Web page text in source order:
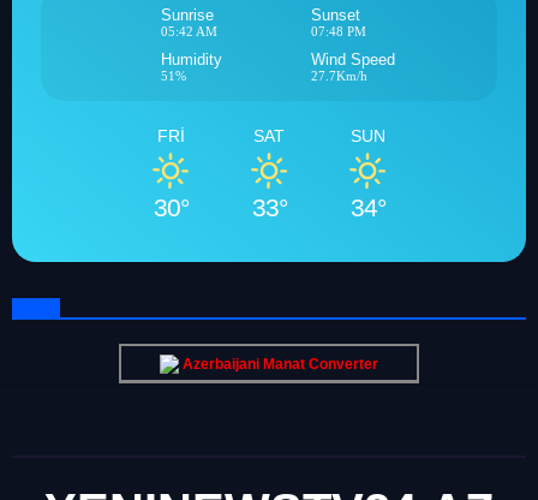
Sunrise
05:42 AM
Sunset
07:48 PM
Humidity
51%
Wind Speed
27.7Km/h
FRI
30°
SAT
33°
SUN
34°
Azerbaijani Manat Converter